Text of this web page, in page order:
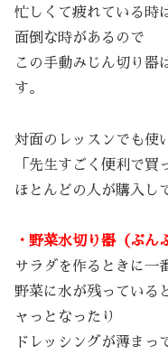
忙しくて疲れている時
面倒な時があるので
この手動みじん切り器
す。
対面のレッスンでも使
「先生すごく便利で
ほとんどの人が購入し
・野菜水切り器（ぶん
サラダを作るときに一
野菜に水が残っている
ャっとなったり
ドレッシングが薄まっ